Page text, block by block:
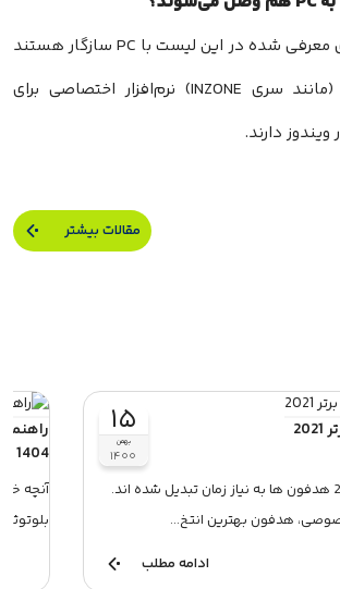
تقریباً تمام مدل‌های معرفی شده در این لیست با PC سازگار هستند
و بسیاری از آن‌ها (مانند سری INZONE) نرم‌افزار اختصاصی برای
دارند.
مقالات بیشتر
۱۵
بهمن
۱۴۰۰
8 هدفون پرفروش 2021 هدفون ها به نیاز زمان تبدیل شده اند.
هدفون بهترین انتخ...
ادامه مطلب
1404
آنچه
بلوتوثی در آذر 1404معرفی